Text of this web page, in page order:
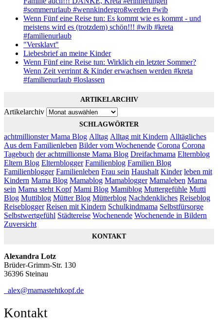
#sommerurlaub #wennkindergroßwerden #wib
Wenn Fünf eine Reise tun: Es kommt wie es kommt - und
meistens wird es (trotzdem) schön!!! #wib #kreta
#familienurlaub
"Versklavt"
Liebesbrief an meine Kinder
Wenn Fünf eine Reise tun: Wirklich ein letzter Sommer?
Wenn Zeit verrinnt & Kinder erwachsen werden #kreta
#familienurlaub #loslassen
ARTIKELARCHIV
Artikelarchiv
SCHLAGWÖRTER
achtmillionster Mama Blog Alltag Alltag mit Kindern Alltägliches
Aus dem Familienleben Bilder vom Wochenende Corona Corona
Tagebuch der achtmillionste Mama Blog Dreifachmama Elternblog
Eltern Blog Elternblogger Familienblog Familien Blog
Familienblogger Familienleben Frau sein Haushalt Kinder leben mit
Kindern Mama Blog Mamablog Mamablogger Mamaleben Mama
sein Mama steht Kopf Mami Blog Mamiblog Muttergefühle Mutti
Blog Muttiblog Mütter Blog Mütterblog Nachdenkliches Reiseblog
Reiseblogger Reisen mit Kindern Schulkindmama Selbstfürsorge
Selbstwertgefühl Städtereise Wochenende Wochenende in Bildern
Zuversicht
KONTAKT
Alexandra Lotz
Brüder-Grimm-Str. 130
36396 Steinau
alex@mamastehtkopf.de
Kontakt